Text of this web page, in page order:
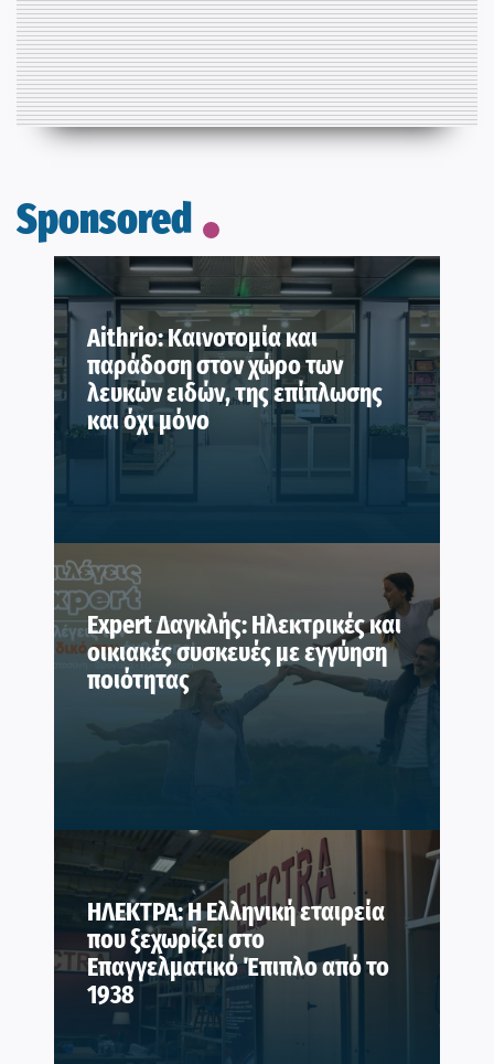
Sponsored
Aithrio: Καινοτομία και
παράδοση στον χώρο των
λευκών ειδών, της επίπλωσης
και όχι μόνο
Expert Δαγκλής: Ηλεκτρικές και
οικιακές συσκευές με εγγύηση
ποιότητας
ΗΛΕΚΤΡΑ: Η Ελληνική εταιρεία
που ξεχωρίζει στο
Επαγγελματικό Έπιπλο από το
1938